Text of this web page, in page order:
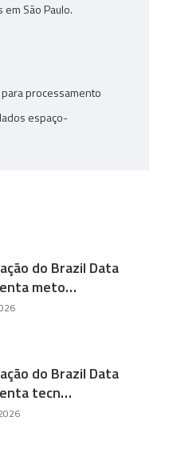
em São Paulo.
processamento
espaço-
do Brazil Data
meto…
do Brazil Data
tecn…